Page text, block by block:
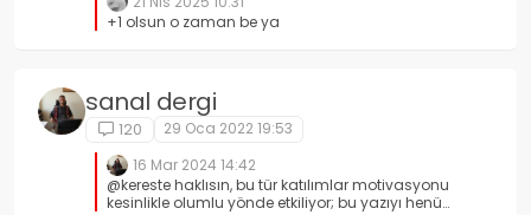
mazur gorun.
+1 olsun o zaman be ya
sanal dergi
120
29 Oca 2022 19:53
16 Mar 2024 14:42
@kereste haklısın, bu tür katılımlar motivasyonu
kesinlikle olumlu yönde etkiliyor; bu yazıyı henüz